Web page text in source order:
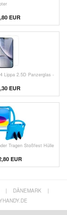
EUR
Lippa 2.5D Panzerglas -
EUR
Tragen Stoßfest Hülle
EUR
| DÄNEMARK
|